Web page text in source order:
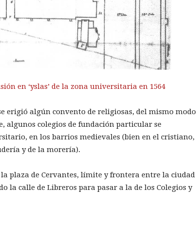
en ‘yslas’ de la zona universitaria en 1564
erigió algún conven­to de religiosas, del mismo modo
algunos colegios de fundación particular se
en los barrios medievales (bien en el cristiano,
y de la morería).
plaza de Cervantes, límite y frontera entre la ciudad
la calle de Libreros para pasar a la de los Colegios y